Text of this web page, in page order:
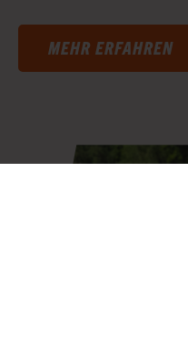
MEHR ERFAHREN